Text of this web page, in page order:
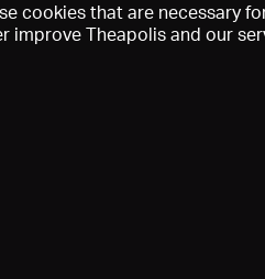
cookies that are necessary
Theapolis and our